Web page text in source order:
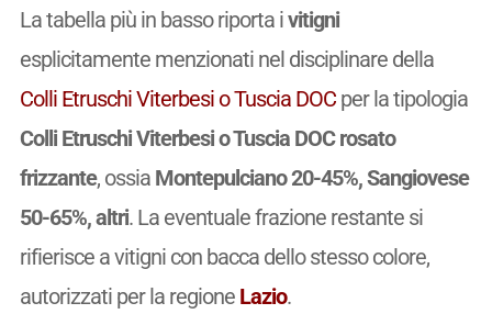
La tabella più in basso riporta ivitigni
esplicitamente menzionati nel disciplinare della
Colli Etruschi Viterbesi o Tuscia DOCper la tipologia
Colli Etruschi Viterbesi o Tuscia DOC rosato
frizzante, ossia Montepulciano 20-45%, Sangiovese
50-65%, altri. La eventuale frazione restante si
rifierisce a vitigni con bacca dello stesso colore,
autorizzati per la regione Lazio.